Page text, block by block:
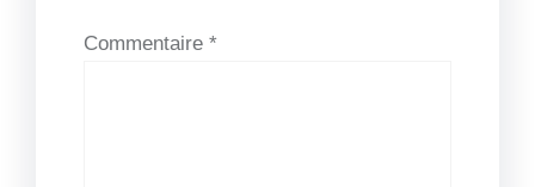
Commentaire *